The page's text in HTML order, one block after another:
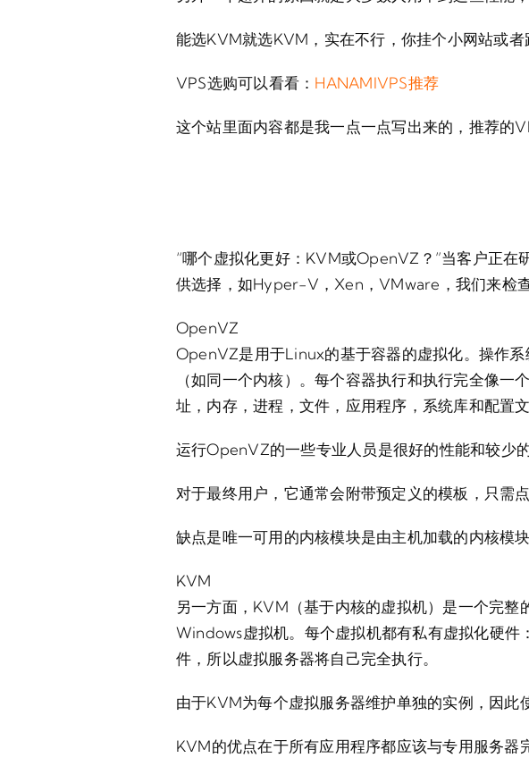
能选KVM就选KVM，实在不行，你挂个小网站或
VPS选购可以看看： HANAMIVPS推荐
这个站里面内容都是我一点一点写出来的，推荐的
“哪个虚拟化更好：KVM或OpenVZ？”当客户正在
供选择，如Hyper-V，Xen，VMware，我们来检
OpenVZ
OpenVZ是用于Linux的基于容器的虚拟化。操作
（如同一个内核）。每个容器执行和执行完全像
址，内存，进程，文件，应用程序，系统库和配置
运行OpenVZ的一些专业人员是很好的性能和较少
对于最终用户，它通常会附带预定义的模板，只需
缺点是唯一可用的内核模块是由主机加载的内核模
KVM
另一方面，KVM（基于内核的虚拟机）是一个完
Windows虚拟机。每个虚拟机都有私有虚拟化硬件
件，所以虚拟服务器将自己完全执行。
由于KVM为每个虚拟服务器维护单独的实例，因此
KVM的优点在于所有应用程序都应该与专用服务器